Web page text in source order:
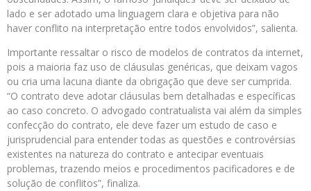
lado e ser adotado uma linguagem clara e objetiva para não
haver conflito na interpretação entre todos envolvidos”, salienta.
Importante ressaltar o risco de modelos de contratos da internet,
pois a maioria faz uso de cláusulas genéricas, que deixam vagos
ou cria uma lacuna diante da obrigação que deve ser cumprida.
“O contrato deve adotar cláusulas bem detalhadas e específicas
ao caso concreto. O advogado contratualista vai além da simples
confecção do contrato, ele deve fazer um estudo de caso e
jurisprudencial para entender todas as questões e controvérsias
existentes na natureza do contrato e antecipar eventuais
problemas, trazendo meios e procedimentos pacificadores e de
solução de conflitos”, finaliza.